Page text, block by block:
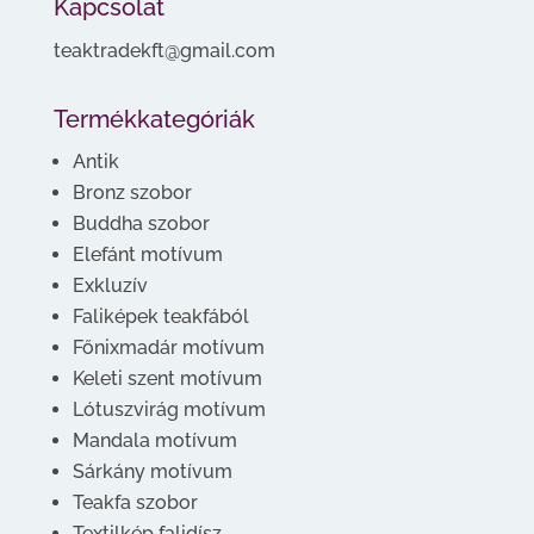
Kapcsolat
teaktradekft@gmail.com
Termékkategóriák
Antik
Bronz szobor
Buddha szobor
Elefánt motívum
Exkluzív
Faliképek teakfából
Főnixmadár motívum
Keleti szent motívum
Lótuszvirág motívum
Mandala motívum
Sárkány motívum
Teakfa szobor